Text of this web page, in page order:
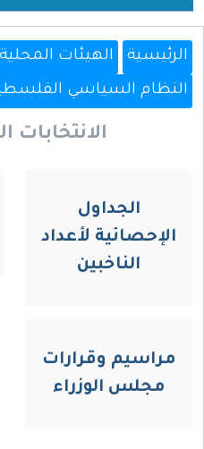
الرئيسية
الهيئات المحلية
النظام السياسي
الانتخابات
الجداول
الإحصائية لأعداد
الناخبين
مراسيم وقرارات
مجلس الوزراء